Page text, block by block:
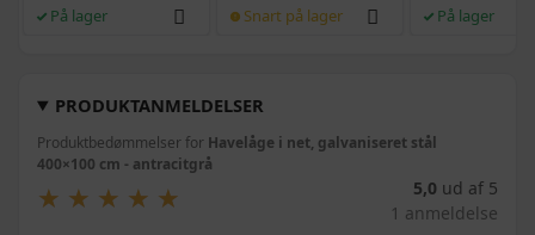
PRODUKTANMELDELSER
Produktbedømmelser for Havelåge i net, galvaniseret stål
400×100 cm - antracitgrå
★
★ ★
★ ★
★ ★
★ ★
★ 5,0 ud af 5
1 anmeldelse
På lager Snart på lager På lager